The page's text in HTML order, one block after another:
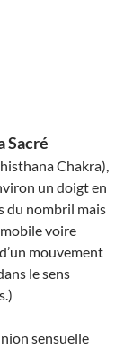
Sacré
Chakra),
un doigt en
du nombril mais
voire
mouvement
le sens
sensuelle